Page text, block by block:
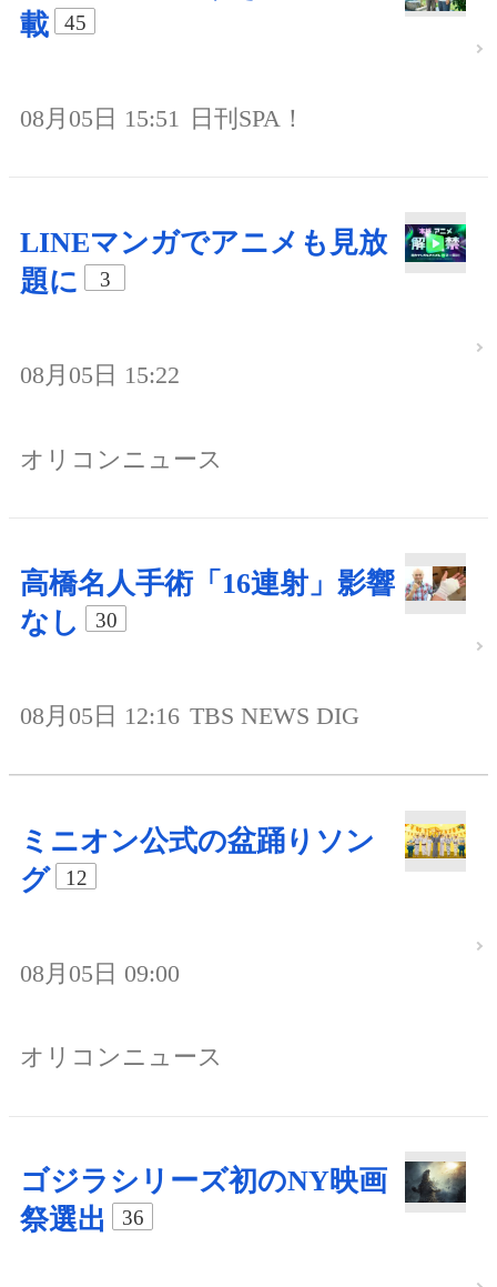
載
45
08月05日 15:51 日刊SPA！
LINEマンガでアニメも見放
題に
3
08月05日 15:22
オリコンニュース
高橋名人手術「16連射」影響
なし
30
08月05日 12:16 TBS NEWS DIG
ミニオン公式の盆踊りソン
グ
12
08月05日 09:00
オリコンニュース
ゴジラシリーズ初のNY映画
祭選出
36